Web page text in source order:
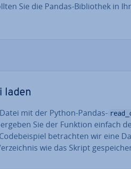
Sie die Pandas-Bi­blio­thek in
laden
mit der Python-Pandas-
Sie der Funktion einfach
be­trach­ten wir eine
wie das Skript